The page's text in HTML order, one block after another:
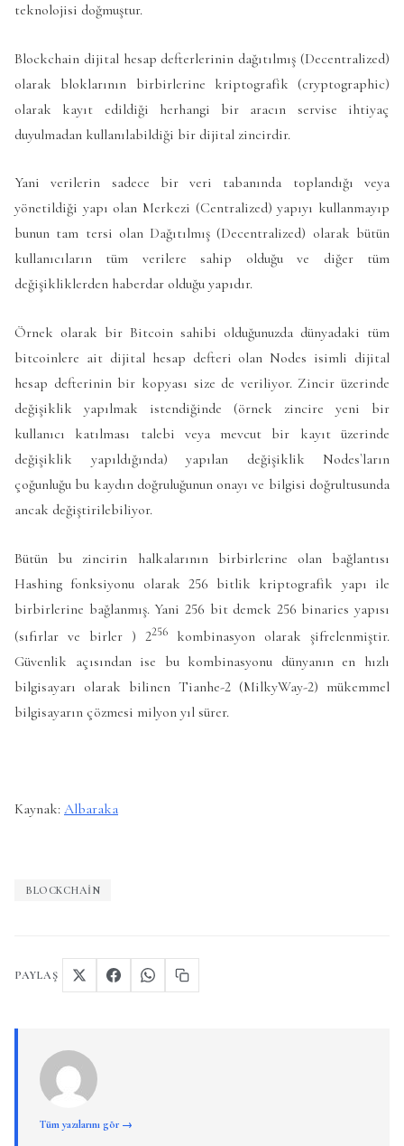
teknolojisi doğmuştur.
Blockchain dijital hesap defterlerinin dağıtılmış (Decentralized)
olarak bloklarının birbirlerine kriptografik (cryptographic)
olarak kayıt edildiği herhangi bir aracın servise ihtiyaç
duyulmadan kullanılabildiği bir dijital zincirdir.
Yani verilerin sadece bir veri tabanında toplandığı veya
yönetildiği yapı olan Merkezi (Centralized) yapıyı kullanmayıp
bunun tam tersi olan Dağıtılmış (Decentralized) olarak bütün
kullanıcıların tüm verilere sahip olduğu ve diğer tüm
değişikliklerden haberdar olduğu yapıdır.
Örnek olarak bir Bitcoin sahibi olduğunuzda dünyadaki tüm
bitcoinlere ait dijital hesap defteri olan Nodes isimli dijital
hesap defterinin bir kopyası size de veriliyor. Zincir üzerinde
değişiklik yapılmak istendiğinde (örnek zincire yeni bir
kullanıcı katılması talebi veya mevcut bir kayıt üzerinde
değişiklik yapıldığında) yapılan değişiklik Nodes`ların
çoğunluğu bu kaydın doğruluğunun onayı ve bilgisi doğrultusunda
ancak değiştirilebiliyor.
Bütün bu zincirin halkalarının birbirlerine olan bağlantısı
Hashing fonksiyonu olarak 256 bitlik kriptografik yapı ile
birbirlerine bağlanmış. Yani 256 bit demek 256 binaries yapısı
(sıfırlar ve birler ) 2256 kombinasyon olarak şifrelenmiştir.
Güvenlik açısından ise bu kombinasyonu dünyanın en hızlı
bilgisayarı olarak bilinen Tianhe-2 (MilkyWay-2) mükemmel
bilgisayarın çözmesi milyon yıl sürer.
Kaynak: Albaraka
BLOCKCHAIN
PAYLAŞ
Tüm yazılarını gör →